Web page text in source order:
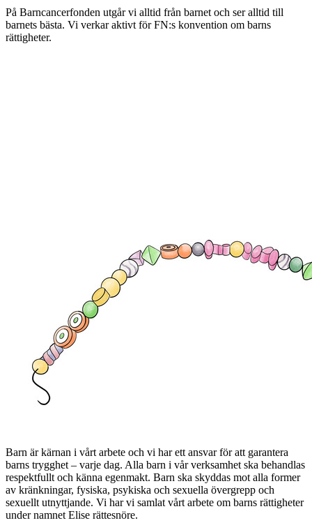
På Barncancerfonden utgår vi alltid från barnet och ser alltid till
barnets bästa. Vi verkar aktivt för FN:s konvention om barns
rättigheter.
Barn är kärnan i vårt arbete och vi har ett ansvar för att garantera
barns trygghet – varje dag. Alla barn i vår verksamhet ska behandlas
respektfullt och känna egenmakt. Barn ska skyddas mot alla former
av kränkningar, fysiska, psykiska och sexuella övergrepp och
sexuellt utnyttjande. Vi har vi samlat vårt arbete om barns rättigheter
under namnet Elise rättesnöre.